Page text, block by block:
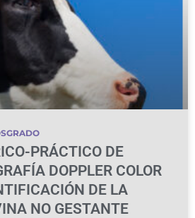
PRÁCTICO DE
DOPPLER COLOR
DE LA
NO GESTANTE